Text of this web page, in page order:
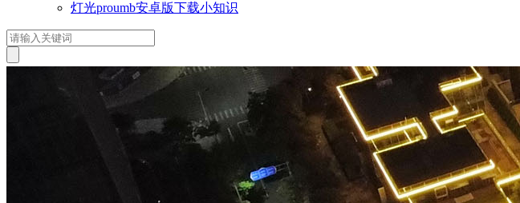
灯光proumb安卓版下载小知识